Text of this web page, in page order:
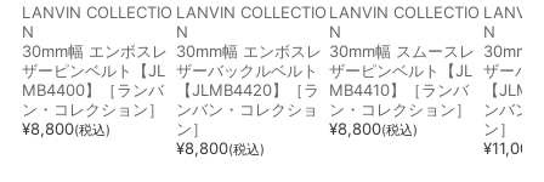
LANVIN COLLECTIO
N
30mm幅 エンボスレ
ザーピンベルト【JL
MB4400】［ランバ
ン・コレクション］
¥8,800(税込)
LANVIN COLLECTIO
N
30mm幅 エンボスレ
ザーバックルベルト
【JLMB4420】［ラ
ンバン・コレクショ
ン］
¥8,800(税込)
LANVIN COLLECTIO
N
30mm幅 スムースレ
ザーピンベルト【JL
MB4410】［ランバ
ン・コレクション］
¥8,800(税込)
N
30mm
ザーバ
【
ンバン
ン］
¥11,000